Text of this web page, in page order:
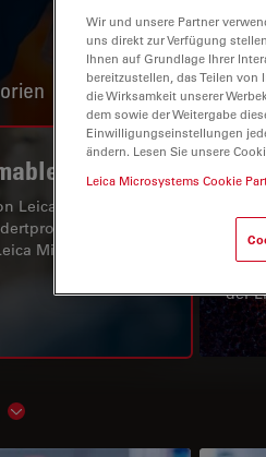
Show subnavigation
Leica übernommen
Microsystems.
der
Show subnavigation
Wir und unsere Partner
uns direkt zur Verfügung
Ihnen auf Grundlage Ihrer
bereitzustellen, das Teilen
die Wirksamkeit unserer
dem sowie der Weitergabe
Einwilligungseinstellungen
ändern. Lesen Sie unsere
Leica Microsystems Cookie